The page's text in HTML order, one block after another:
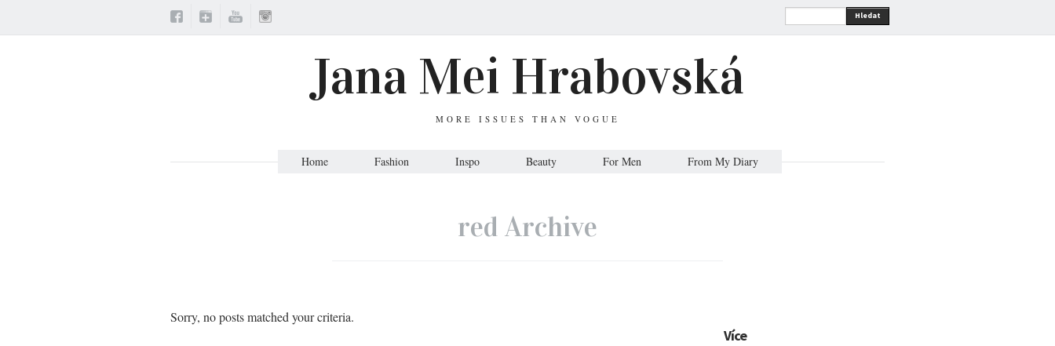
Hledat
Jana Mei Hrabovská
MORE ISSUES THAN VOGUE
Home Fashion Inspo Beauty For Men From My Diary
red Archive
Sorry, no posts matched your criteria.
Více